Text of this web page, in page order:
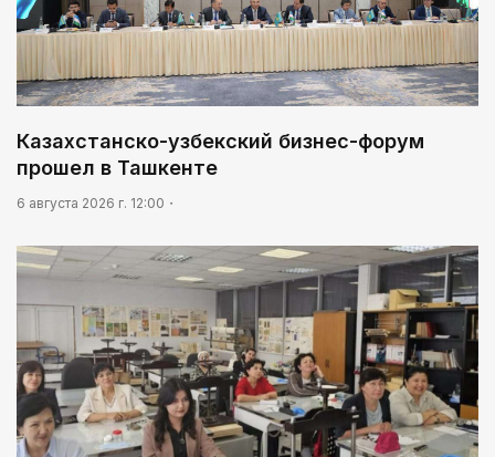
08:46
Почти 3 млрд тенге из возвращенных активов
выделили на водоснабжение сел в СКО
09:54
«Человек-паук 4: Новый день» стал самым
кассовым фильмом 2026 года
Казахстанско-узбекский бизнес-форум
прошел в Ташкенте
6 августа 2026 г. 12:00